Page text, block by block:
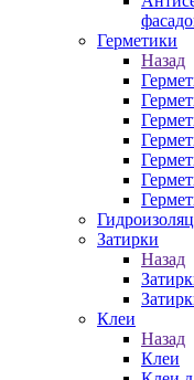
Герметики
Назад
Затирки
Назад
Клеи
Назад
Клеи